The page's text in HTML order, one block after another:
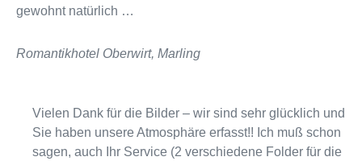
gewohnt natürlich …
Romantikhotel Oberwirt, Marling
Vielen Dank für die Bilder – wir sind sehr glück­lich und
Sie haben unsere Atmosphäre erfasst!! Ich muß schon
sagen, auch Ihr Service (2 ver­schie­dene Folder für die